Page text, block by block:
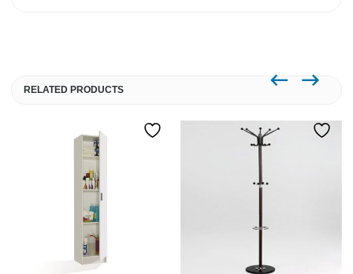
RELATED PRODUCTS